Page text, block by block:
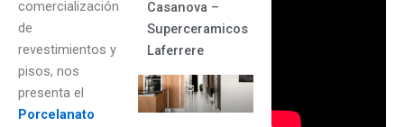
comercialización
de
revestimientos y
pisos, nos
presenta el
Porcelanato
Casanova –
Superceramicos
Laferrere